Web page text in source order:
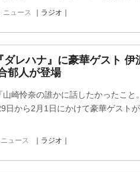
ニュース ｜ラジオ｜
ダレハナ』に豪華ゲスト 伊
郁人が登場
山崎怜奈の誰かに話したかったこと
日から2月1日にかけて豪華ゲストが
ニュース ｜ラジオ｜